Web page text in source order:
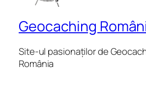
Geocaching
Site-ul pasionaților de
România